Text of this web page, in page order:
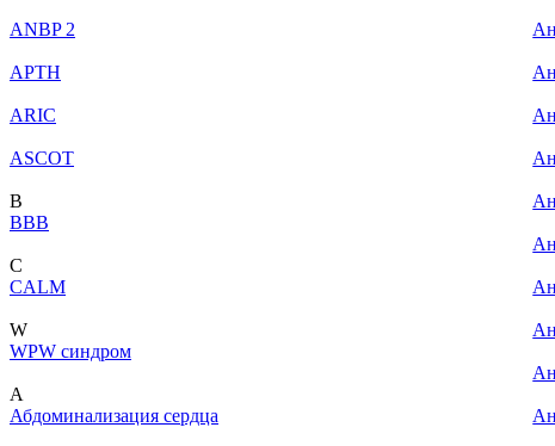
ANBP 2
APTH
ARIC
ASCOT
B
BBB
C
CALM
W
WPW синдром
А
Абдоминализация сердца